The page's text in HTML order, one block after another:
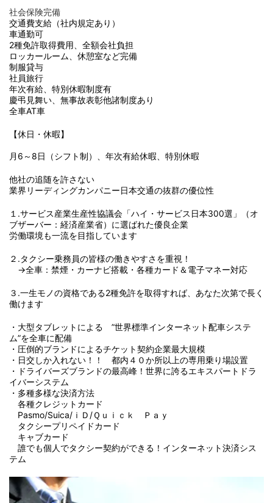
社会保険完備
交通費支給（社内規定あり）
車通勤可
2種免許取得費用、全額会社負担
ロッカールーム、休憩室など完備
制服貸与
社員旅行
年次有給、特別休暇制度有
慶弔見舞い、無事故表彰他諸制度あり
全車AT車
【休日・休暇】
月6～8日（シフト制）、年次有給休暇、特別休暇
他社の追随を許さない
業界リーディングカンパニー日本交通の抜群の優位性
１.サービス産業生産性協議会「ハイ・サービス日本300選」（オ
ブザーバー：経済産業省）に選ばれた優良企業
労働環境も一流を目指しています
２.タクシー乗務員の皆様の働きやすさを重視！
→全車：禁煙・カーナビ搭載・各種カード＆電子マネー対応
３.一生モノの資格である2種免許を取得すれば、あなた次第で長く
働けます
・大型タブレットによる ”世界標準インターネット配車システ
ム”を全車に配備
・圧倒的ブランドによるチケット契約企業最大規模
・日交しか入れない！！ 都内４０か所以上の専用乗り場設置
・ドライバーズブランドの最高峰！世界に誇るエキスパートドラ
イバーシステム
・多種多様な決済方法
各種クレジットカード
Pasmo/Suica/ｉＤ/Ｑｕｉｃｋ Ｐａｙ
タクシープリペイドカード
キャブカード
誰でも個人でタクシー契約ができる！インターネット決済シス
テム